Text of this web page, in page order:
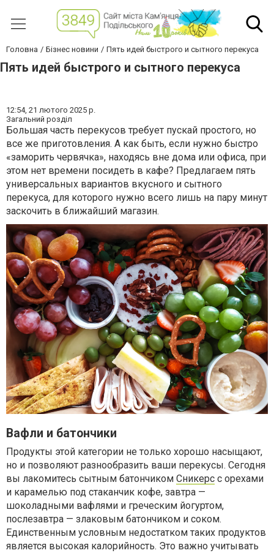
Головна Бізнес новини Пять идей быстрого и сытного перекуса
Пять идей быстрого и сытного перекуса
12:54, 21 лютого 2025 р.
Загальний розділ
Большая часть перекусов требует пускай простого, но
все же приготовления. А как быть, если нужно быстро
«заморить червячка», находясь вне дома или офиса, при
этом нет времени посидеть в кафе? Предлагаем пять
универсальных вариантов вкусного и сытного
перекуса, для которого нужно всего лишь на пару минут
заскочить в ближайший магазин.
Вафли и батончики
Продукты этой категории не только хорошо насыщают,
но и позволяют разнообразить ваши перекусы. Сегодня
вы лакомитесь сытным батончиком Сникерс с орехами
и карамелью под стаканчик кофе, завтра —
шоколадными вафлями и греческим йогуртом,
послезавтра — злаковым батончиком и соком.
Единственным условным недостатком таких продуктов
является высокая калорийность. Это важно учитывать